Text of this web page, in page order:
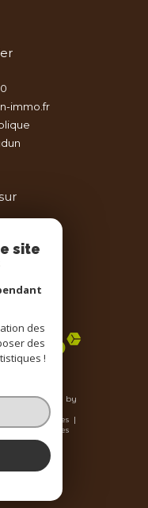
immo.fr
powered by
Mentions légales
Cookies
site
des
des
!